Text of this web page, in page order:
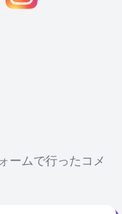
ームで行ったコメ